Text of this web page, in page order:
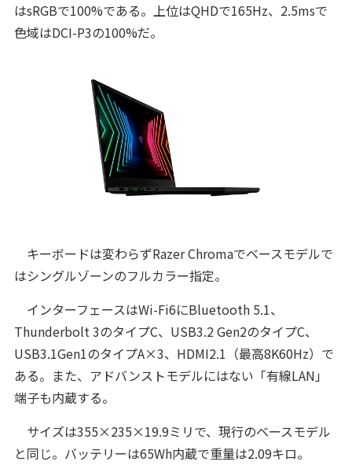
はsRGBで100%である。上位はQHDで165Hz、2.5msで
色域はDCI-P3の100%だ。
キーボードは変わらずRazer Chromaでベースモデルで
はシングルゾーンのフルカラー指定。
インターフェースはWi-Fi6にBluetooth 5.1、
Thunderbolt 3のタイプC、USB3.2 Gen2のタイプC、
USB3.1Gen1のタイプA×3、HDMI2.1（最高8K60Hz）で
ある。また、アドバンストモデルにはない「有線LAN」
端子も内蔵する。
サイズは355×235×19.9ミリで、現行のベースモデル
と同じ。バッテリーは65Wh内蔵で重量は2.09キロ。